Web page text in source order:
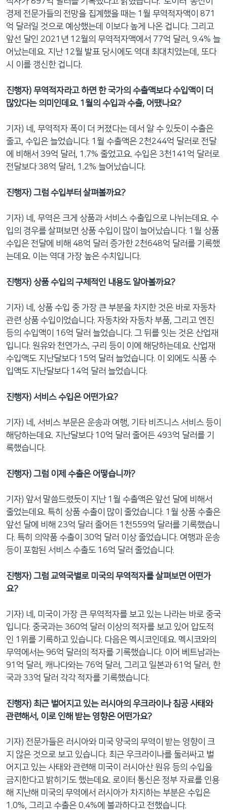
경제 전문가들의 전망을 집계했을 때는 1월 무역적자액이 871
억 달러일 것으로 예상했는데 이보다 높게 나온 겁니다. 그리고
앞선 달인 2021년 12월의 무역적자액에서 77억 달러, 9.4% 늘
어났는데요. 지난 12월 발표 당시에도 역대 최대치였는데, 또다
시 이를 갱신한 겁니다.
진행자) 무역적자라고 하면 한 국가의 수출액보다 수입액이 더
많았다는 의미인데요. 1월의 수입과 수출, 어땠나요?
기자) 네, 무역적자 폭이 더 커졌다는 데서 알 수 있듯이 수출은
줄고, 수입은 늘었습니다. 1월 수출액은 2천244억 달러로 전달
에 비해서 39억 달러, 1.7% 줄었고요. 수입은 3천141억 달러로
전달보다 38억 달러, 1.2% 늘어났습니다.
진행자) 그럼 수입부터 살펴볼까요?
기자) 네, 무역은 크게 상품과 서비스 수출입으로 나뉘는데요. 수
입의 경우를 살펴보면 상품 수입이 많이 늘어났습니다. 1월 상품
수입은 전달에 비해 48억 달러 증가한 2천648억 달러를 기록했
는데요. 이는 역대 가장 높은 수치입니다.
진행자) 상품 수입의 구체적인 내용도 알아볼까요?
기자) 네, 상품 수입 중 가장 큰 부분을 차지한 것은 바로 자동차
관련 상품 수입이었습니다. 자동차와 자동차 부품, 그리고 엔진
등의 수입액이 16억 달러 늘었습니다. 그 뒤를 잇는 것은 산업재
입니다. 원유와 천연가스, 구리 등이 이에 해당하는데요. 산업재
수입액도 지난달보다 15억 달러 늘었습니다. 이 외에도 식품 수
입액도 지난달보다 14억 달러 늘었습니다.
진행자) 서비스 수입은 어떤가요?
기자) 네, 서비스 부문은 운송과 여행, 기타 비즈니스 서비스 등이
해당하는데요. 지난달보다 10억 달러 줄어든 493억 달러를 기
록했습니다.
진행자) 그럼 이제 수출은 어떻습니까?
기자) 앞서 말씀드렸듯이 지난 1월 수출액은 앞선 달에 비해서
줄었는데요. 특히 상품 수출이 많이 줄었습니다. 1월 상품 수출은
앞선 달에 비해 23억 달러 줄어든 1천559억 달러를 기록했습니
다. 특히 의약품 수출이 30억 달러 이상 줄었습니다. 여행과 운송
등이 포함된 서비스 수출도 16억 달러 줄었습니다.
진행자) 그럼 교역국별로 미국의 무역적자를 살펴보면 어떤가
요?
기자) 네, 미국이 가장 큰 무역적자를 보고 있는 나라는 바로 중국
입니다. 중국과는 360억 달러 이상의 적자를 보고 있어 압도적
인 1위를 기록하고 있습니다. 다음은 멕시코인데요. 멕시코와의
무역에서는 96억 달러의 적자를 기록했습니다. 이어 베트남과는
91억 달러, 캐나다와는 76억 달러, 그리고 일본과 61억 달러, 한
국과 33억 달러 각각 적자를 기록했습니다.
진행자) 최근 벌어지고 있는 러시아의 우크라이나 침공 사태와
관련해서, 이로 인해 받는 영향은 어떤가요?
기자) 전문가들은 러시아와 미국 양국의 무역이 받는 영향이 크
지 않은 것으로 보고 있습니다. 최근 우크라이나를 둘러싸고 벌
어지고 있는 사태와 관련해 미국이 러시아산 원유 등의 수입을
금지한다고 밝히기도 했는데요. 로이터 통신은 정부 자료를 인용
해 지난해 미국의 무역에서 러시아가 차지하는 부분은 수입은
1.0%, 그리고 수출은 0.4%에 불과하다고 전했습니다.